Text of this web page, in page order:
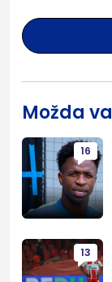
Možda
16
13